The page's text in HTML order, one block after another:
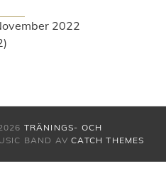
2022
TRÄNINGS- OCH
BAND AVCATCH THEMES